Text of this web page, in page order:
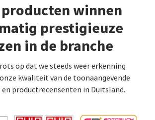
producten winnen
prestigieuze
in de branche
op dat we steeds weer erkenning
kwaliteit van de toonaangevende
productrecensenten in Duitsland.